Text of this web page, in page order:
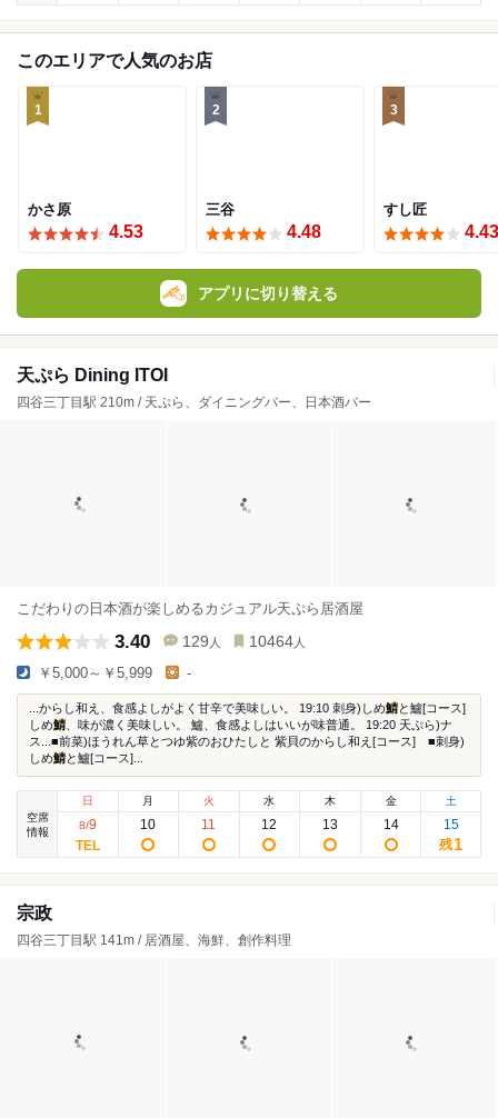
このエリアで人気のお店
1
かさ原
4.53
2
三谷
4.48
3
すし匠
4.43
アプリに切り替える
天ぷら Dining ITOI
四谷三丁目駅 210m / 天ぷら、ダイニングバー、日本酒バー
こだわりの日本酒が楽しめるカジュアル天ぷら居酒屋
3.40 129 人 10464 人
￥5,000～￥5,999 -
...からし和え、食感よしがよく甘辛で美味しい。 19:10 刺身)しめ鯖と鱸[コース]
しめ鯖 、味が濃く美味しい。 鱸、食感よしはいいが味普通。 19:20 天ぷら)ナ
ス...■前菜)ほうれん草とつゆ紫のおひたしと 紫貝のからし和え[コース] ■刺身)
しめ鯖と鱸[コース]...
空席
情報
日
8/9
月
10
火
11
水
12
木
13
金
14
土
15
残1
宗政
四谷三丁目駅 141m / 居酒屋、海鮮、創作料理